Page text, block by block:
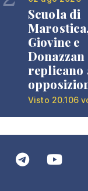
Scuola di
Giovine e
Donazzan
replicano
Visto 20.106